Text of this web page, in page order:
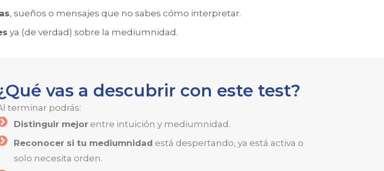
, sueños o mensajes que no sabes cómo interpretar.
ya (de verdad) sobre la mediumnidad.
vas a descubrir con este test?
terminar podrás:
Distinguir mejor entre intuición y mediumnidad.
Reconocer si tu mediumnidad está despertando, ya está activa o
solo necesita orden.